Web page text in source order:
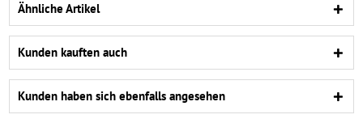
Ähnliche Artikel
Kunden kauften auch
Kunden haben sich ebenfalls angesehen